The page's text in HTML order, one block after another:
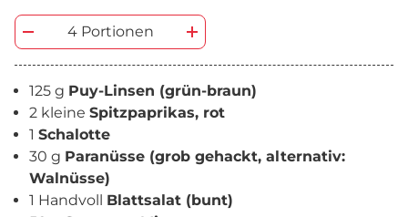
4 Portionen
125 g Puy-Linsen (grün-braun)
2 kleine Spitzpaprikas, rot
1 Schalotte
30 g Paranüsse (grob gehackt, alternativ:
Walnüsse)
1 Handvoll Blattsalat (bunt)